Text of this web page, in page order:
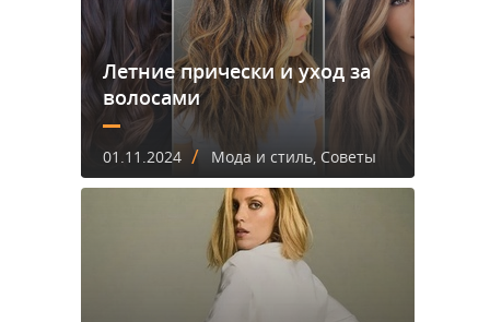
Летние прически и уход за
волосами
01.11.2024 / Мода и стиль, Советы